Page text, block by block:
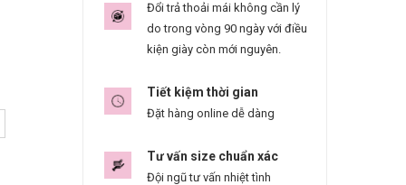
Đổi trả thoải mái không cần lý
do trong vòng 90 ngày với điều
kiện giày còn mới nguyên.
Tiết kiệm thời gian
Đặt hàng online dễ dàng
Tư vấn size chuẩn xác
Đội ngũ tư vấn nhiệt tình